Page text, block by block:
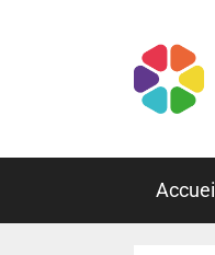
Accueil